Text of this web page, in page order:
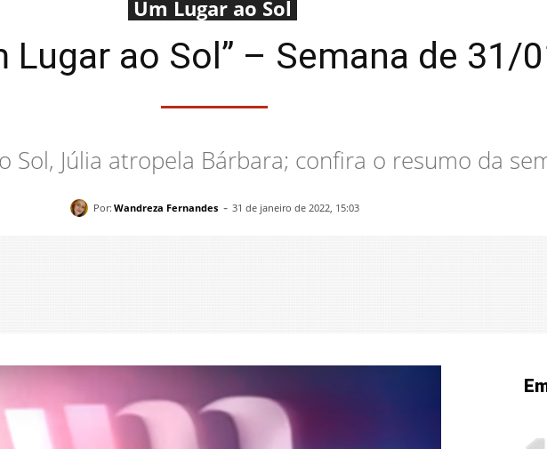
Um Lugar ao Sol
Lugar ao Sol” – Semana de 31/
Sol, Júlia atropela Bárbara; confira o resumo da
Por: Wandreza Fernandes - 31 de janeiro de 2022, 15:03